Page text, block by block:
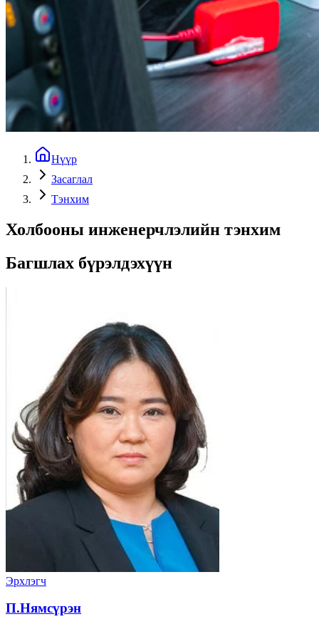
Нүүр
Засаглал
Тэнхим
Холбооны инженерчлэлийн тэнхим
Багшлах бүрэлдэхүүн
Эрхлэгч
П.Нямсүрэн